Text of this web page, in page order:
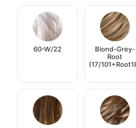
60-W/22
Blond-Grey-
Root
(17/